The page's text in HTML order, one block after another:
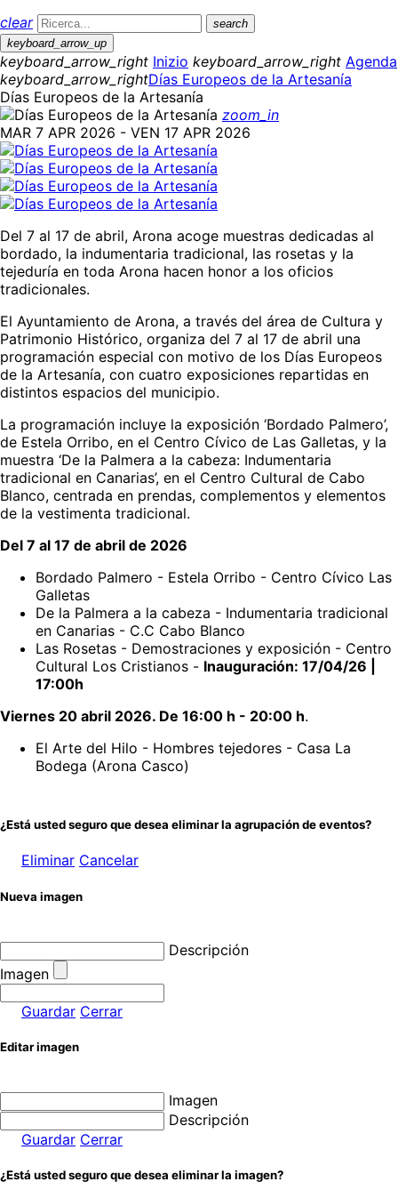
clear
search
keyboard_arrow_up
keyboard_arrow_right Inizio keyboard_arrow_right Agenda
keyboard_arrow_rightDías Europeos de la Artesanía
Días Europeos de la Artesanía
zoom_in
MAR 7 APR 2026 - VEN 17 APR 2026
Del 7 al 17 de abril, Arona acoge muestras dedicadas al
bordado, la indumentaria tradicional, las rosetas y la
tejeduría en toda Arona hacen honor a los oficios
tradicionales.
El Ayuntamiento de Arona, a través del área de Cultura y
Patrimonio Histórico, organiza del 7 al 17 de abril una
programación especial con motivo de los Días Europeos
de la Artesanía, con cuatro exposiciones repartidas en
distintos espacios del municipio.
La programación incluye la exposición ‘Bordado Palmero’,
de Estela Orribo, en el Centro Cívico de Las Galletas, y la
muestra ‘De la Palmera a la cabeza: Indumentaria
tradicional en Canarias’, en el Centro Cultural de Cabo
Blanco, centrada en prendas, complementos y elementos
de la vestimenta tradicional.
Del 7 al 17 de abril de 2026
Bordado Palmero - Estela Orribo - Centro Cívico Las
Galletas
De la Palmera a la cabeza - Indumentaria tradicional
en Canarias - C.C Cabo Blanco
Las Rosetas - Demostraciones y exposición - Centro
Cultural Los Cristianos - Inauguración: 17/04/26 |
17:00h
Viernes 20 abril 2026. De 16:00 h - 20:00 h.
El Arte del Hilo - Hombres tejedores - Casa La
Bodega (Arona Casco)
¿Está usted seguro que desea eliminar la agrupación de eventos?
Eliminar Cancelar
Nueva imagen
Descripción
Imagen
Guardar Cerrar
Editar imagen
Imagen
Descripción
Guardar Cerrar
¿Está usted seguro que desea eliminar la imagen?